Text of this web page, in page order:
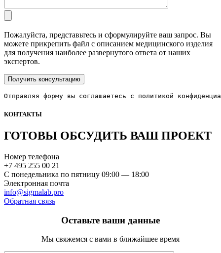
Пожалуйста, представьтесь и сформулируйте ваш запрос. Вы
можете прикрепить файл с описанием медицинского изделия
для получения наиболее развернутого ответа от наших
экспертов.
Отправляя форму вы соглашаетесь с политикой
КОНТАКТЫ
ГОТОВЫ ОБСУДИТЬ ВАШ ПРОЕКТ
Номер телефона
+7 495 255 00 21
C понедельника по пятницу 09:00 — 18:00
Электронная почта
info@sigmalab.pro
Обратная связь
Оставьте ваши данные
Мы свяжемся с вами в ближайшее время